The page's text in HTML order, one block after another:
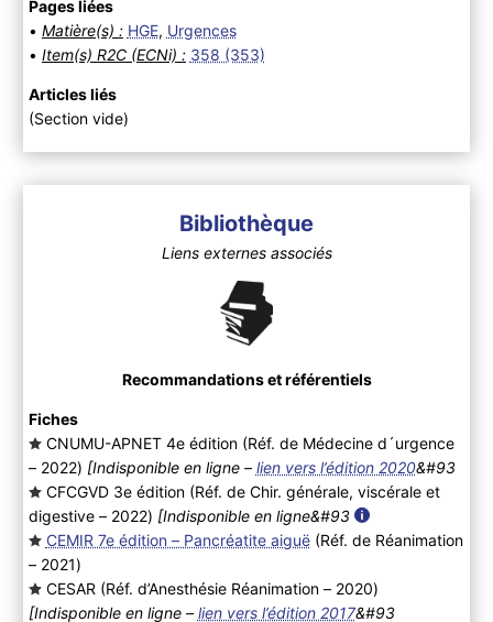
Pages liées
• Matière(s) : HGE, Urgences
• Item(s) R2C (ECNi) : 358 (353)
Articles liés
(Section vide)
Bibliothèque
Liens externes associés
Recommandations et référentiels
Fiches
CNUMU-APNET 4e édition (Réf. de Médecine d´urgence
– 2022) [Indisponible en ligne – lien vers l’édition 2020&#93
CFCGVD 3e édition (Réf. de Chir. générale, viscérale et
digestive – 2022) [Indisponible en ligne&#93
CEMIR 7e édition – Pancréatite aiguë(Réf. de Réanimation
– 2021)
CESAR (Réf. d’Anesthésie Réanimation – 2020)
[Indisponible en ligne – lien vers l’édition 2017&#93